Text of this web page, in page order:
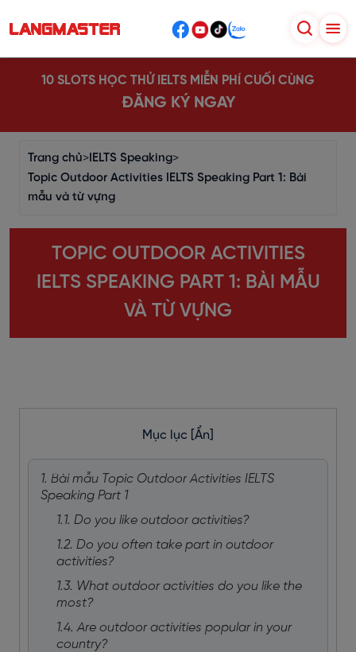
10 SLOTS HỌC THỬ IELTS MIỄN PHÍ CUỐI CÙNG
ĐĂNG KÝ NGAY
Trang chủ> IELTS Speaking>
Topic Outdoor Activities IELTS Speaking Part 1: Bài
mẫu và từ vựng
TOPIC OUTDOOR ACTIVITIES
IELTS SPEAKING PART 1: BÀI MẪU
VÀ TỪ VỰNG
Mục lục [Ẩn]
1. Bài mẫu Topic Outdoor Activities IELTS
Speaking Part 1
1.1. Do you like outdoor activities?
1.2. Do you often take part in outdoor
activities?
1.3. What outdoor activities do you like the
most?
1.4. Are outdoor activities popular in your
country?